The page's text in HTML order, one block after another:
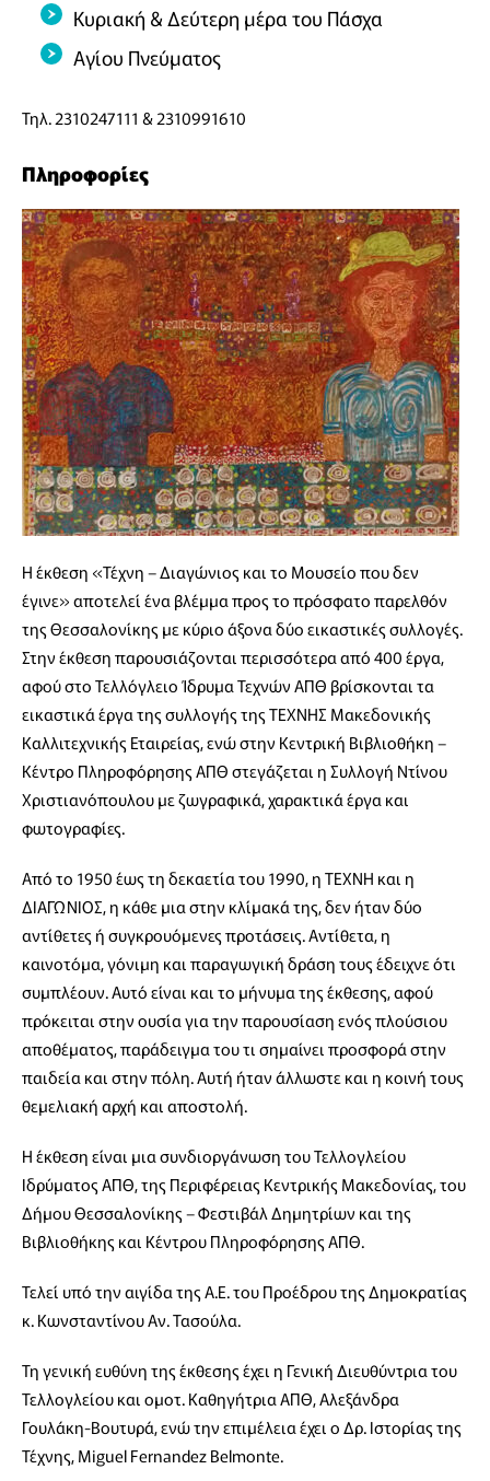
Κυριακή & Δεύτερη μέρα του Πάσχα
Αγίου Πνεύματος
Τηλ. 2310247111 & 2310991610
Πληροφορίες
Η έκθεση «Τέχνη – Διαγώνιος και το Μουσείο που δεν
έγινε» αποτελεί ένα βλέμμα προς το πρόσφατο παρελθόν
της Θεσσαλονίκης με κύριο άξονα δύο εικαστικές συλλογές.
Στην έκθεση παρουσιάζονται περισσότερα από 400 έργα,
αφού στο Τελλόγλειο Ίδρυμα Τεχνών ΑΠΘ βρίσκονται τα
εικαστικά έργα της συλλογής της ΤΕΧΝΗΣ Μακεδονικής
Καλλιτεχνικής Εταιρείας, ενώ στην Κεντρική Βιβλιοθήκη –
Κέντρο Πληροφόρησης ΑΠΘ στεγάζεται η Συλλογή Ντίνου
Χριστιανόπουλου με ζωγραφικά, χαρακτικά έργα και
φωτογραφίες.
Από το 1950 έως τη δεκαετία του 1990, η ΤΕΧΝΗ και η
ΔΙΑΓΩΝΙΟΣ, η κάθε μια στην κλίμακά της, δεν ήταν δύο
αντίθετες ή συγκρουόμενες προτάσεις. Αντίθετα, η
καινοτόμα, γόνιμη και παραγωγική δράση τους έδειχνε ότι
συμπλέουν. Αυτό είναι και το μήνυμα της έκθεσης, αφού
πρόκειται στην ουσία για την παρουσίαση ενός πλούσιου
αποθέματος, παράδειγμα του τι σημαίνει προσφορά στην
παιδεία και στην πόλη. Αυτή ήταν άλλωστε και η κοινή τους
θεμελιακή αρχή και αποστολή.
Η έκθεση είναι μια συνδιοργάνωση του Τελλογλείου
Ιδρύματος ΑΠΘ, της Περιφέρειας Κεντρικής Μακεδονίας, του
Δήμου Θεσσαλονίκης – Φεστιβάλ Δημητρίων και της
Βιβλιοθήκης και Κέντρου Πληροφόρησης ΑΠΘ.
Τελεί υπό την αιγίδα της Α.Ε. του Προέδρου της Δημοκρατίας
κ. Κωνσταντίνου Αν. Τασούλα.
Τη γενική ευθύνη της έκθεσης έχει η Γενική Διευθύντρια του
Τελλογλείου και ομοτ. Καθηγήτρια ΑΠΘ, Αλεξάνδρα
Γουλάκη-Βουτυρά, ενώ την επιμέλεια έχει ο Δρ. Ιστορίας της
Τέχνης, Miguel Fernandez Belmonte.